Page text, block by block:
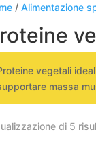
/Alimentazione
vegetali
massa
di 5